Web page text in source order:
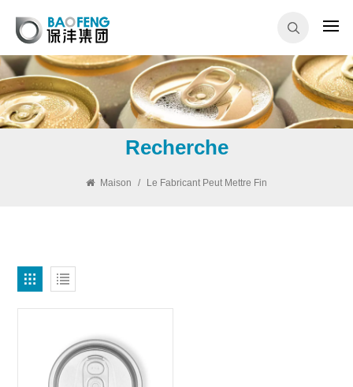
Recherche
Maison / Le Fabricant Peut Mettre Fin